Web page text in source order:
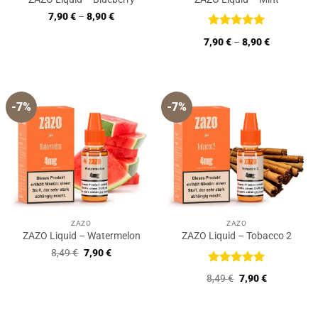
7,90€ – 8,90€
Bewertet
mit5
von
7,90€ – 8,90€
-7%
ZAZO
ZAZO Liquid – Watermelon
8,49€ Ursprünglicher
Preis
7,90€Aktueller
-7%
ZAZO
ZAZO Liquid – Tobacco 2
Bewertet
mit 5 von
8,49€ Ursprünglicher
Preis
7,90€Aktueller